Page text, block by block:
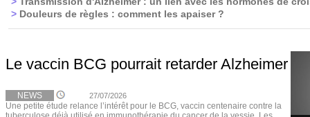
> Douleurs de règles : comment les apaiser ?
Le vaccin BCG pourrait retarder Alzheimer
NEWS 27/07/2026
Une petite étude relance l’intérêt pour le BCG, vaccin centenaire contre la